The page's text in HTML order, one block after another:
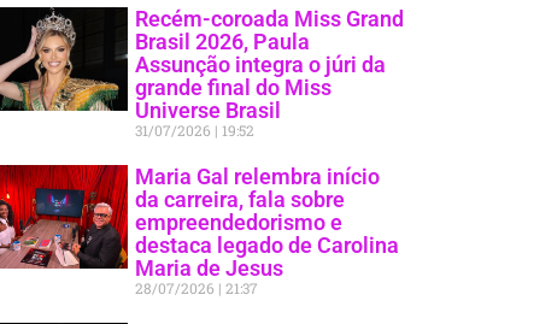
Recém-coroada Miss Grand
Brasil 2026, Paula
Assunção integra o júri da
grande final do Miss
Universe Brasil
31/07/2026 19:52
Maria Gal relembra início
da carreira, fala sobre
empreendedorismo e
destaca legado de Carolina
Maria de Jesus
28/07/2026 21:37